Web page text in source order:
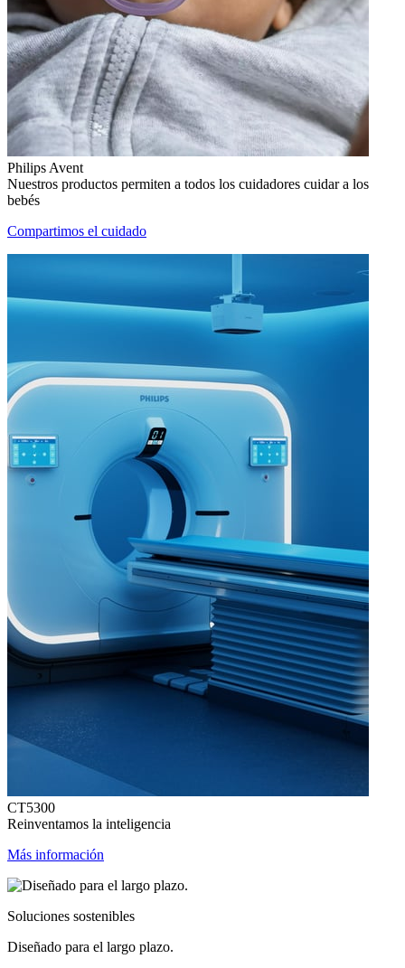
Philips Avent
Nuestros productos permiten a todos los cuidadores cuidar a los
bebés
Compartimos el cuidado
CT5300
Reinventamos la inteligencia
Más información
Soluciones sostenibles
Diseñado para el largo plazo.